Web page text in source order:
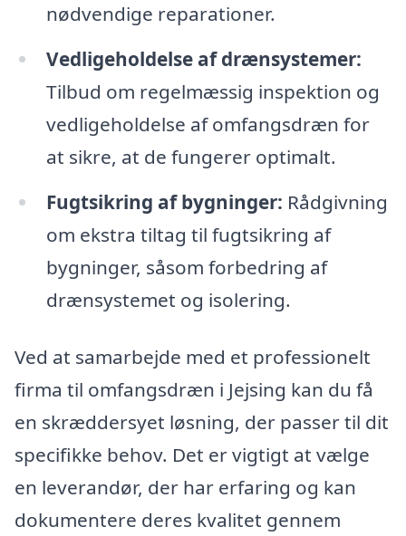
nødvendige reparationer.
Vedligeholdelse af drænsystemer:
Tilbud om regelmæssig inspektion og
vedligeholdelse af omfangsdræn for
at sikre, at de fungerer optimalt.
Fugtsikring af bygninger: Rådgivning
om ekstra tiltag til fugtsikring af
bygninger, såsom forbedring af
drænsystemet og isolering.
Ved at samarbejde med et professionelt
firma til omfangsdræn i Jejsing kan du få
en skræddersyet løsning, der passer til dit
specifikke behov. Det er vigtigt at vælge
en leverandør, der har erfaring og kan
dokumentere deres kvalitet gennem